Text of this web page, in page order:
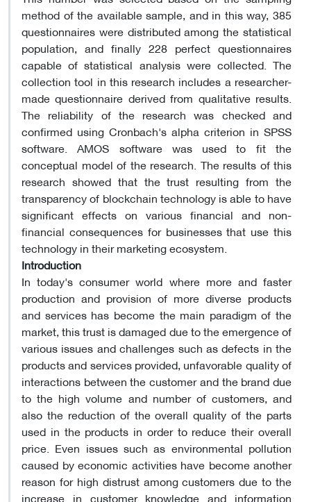
method of the available sample, and in this way, 385
questionnaires were distributed among the statistical
population, and finally 228 perfect questionnaires
capable of statistical analysis were collected. The
collection tool in this research includes a researcher-
made questionnaire derived from qualitative results.
The reliability of the research was checked and
confirmed using Cronbach's alpha criterion in SPSS
software. AMOS software was used to fit the
conceptual model of the research. The results of this
research showed that the trust resulting from the
transparency of blockchain technology is able to have
significant effects on various financial and non-
financial consequences for businesses that use this
technology in their marketing ecosystem.
Introduction
In today's consumer world where more and faster
production and provision of more diverse products
and services has become the main paradigm of the
market, this trust is damaged due to the emergence of
various issues and challenges such as defects in the
products and services provided, unfavorable quality of
interactions between the customer and the brand due
to the high volume and number of customers, and
also the reduction of the overall quality of the parts
used in the products in order to reduce their overall
price. Even issues such as environmental pollution
caused by economic activities have become another
reason for high distrust among customers due to the
increase in customer knowledge and information